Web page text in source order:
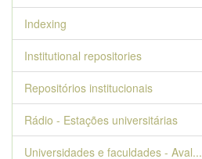
Indexing
Institutional repositories
Repositórios institucionais
Rádio - Estações universitárias
Universidades e faculdades - Aval...